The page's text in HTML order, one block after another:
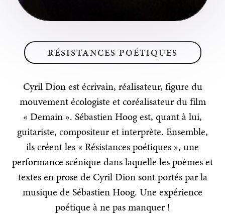
RÉSISTANCES POÉTIQUES
Cyril Dion est écrivain, réalisateur, figure du
mouvement écologiste et coréalisateur du film
« Demain ». Sébastien Hoog est, quant à lui,
guitariste, compositeur et interprète. Ensemble,
ils créent les « Résistances poétiques », une
performance scénique dans laquelle les poèmes et
textes en prose de Cyril Dion sont portés par la
musique de Sébastien Hoog. Une expérience
poétique à ne pas manquer !